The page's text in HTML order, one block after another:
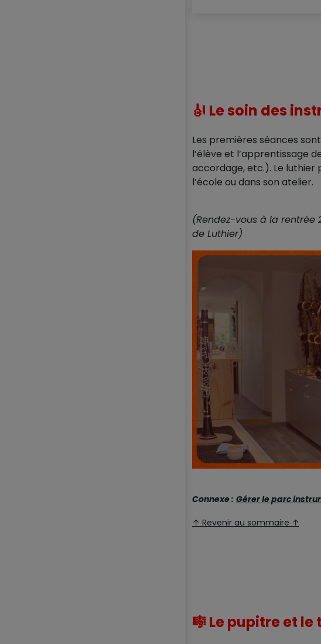
🎻 Le soin des
Les premières séances
l’élève et l’apprentissage
accordage, etc.). Le luthier
l’école ou dans son atelier.
(Rendez-vous à la rentrée
de Luthier)
Connexe : Gérer le parc
↑ Revenir au sommaire ↑
🎼 Le pupitre et